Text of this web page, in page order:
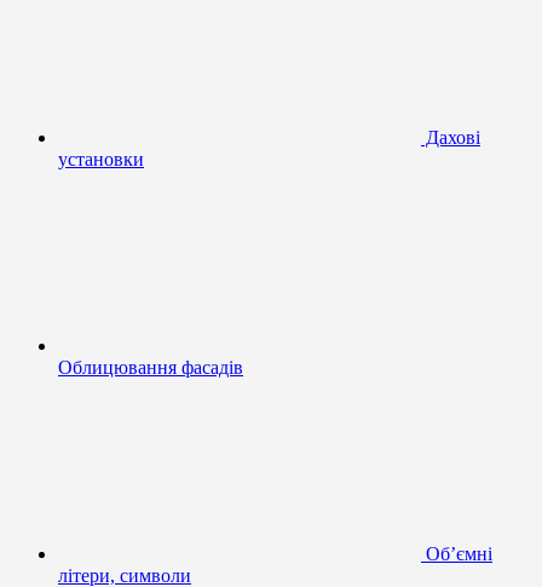
Дахові
установки
Облицювання фасадів
Об’ємні
літери, символи